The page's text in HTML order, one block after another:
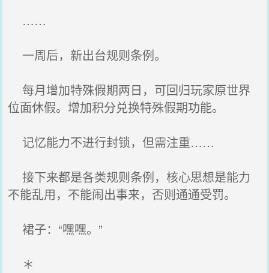
……
一周后，新出台规则条例。
每月增加特殊假期两日，可回归玩家原世界
位面休假。增加积分兑换特殊假期功能。
记忆能力不进行封锁，但需注重……
接下来都是各类规则条例，核心思想是能力
不能乱用，不能闹出事来，否则通通受罚。
裙子：“嘿嘿。”
＊